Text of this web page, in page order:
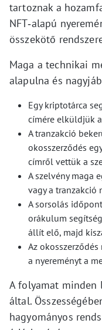
tartoznak a
NFT‑alapú
összekötő
Maga a technikai
alapulna és
Egy kriptotárca
címére elküldjük
A tranzakció
okosszerződés
címről vettük a
A szelvény maga
vagy a tranzakció
A sorsolás
orákulum
állít elő, majd
Az
a nyereményt a
A folyamat minden
által.
hagyományos